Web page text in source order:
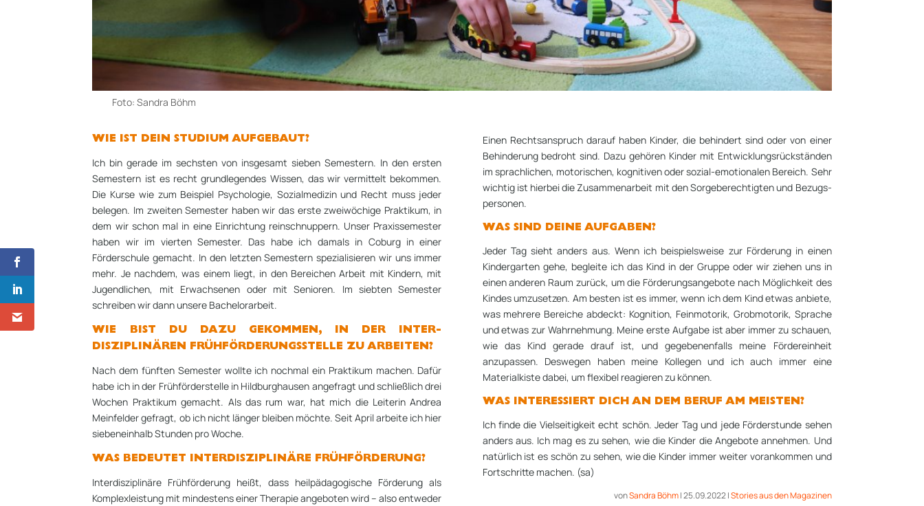
Foto: Sandra Böhm
WIE IST DEIN STUDIUM AUFGEBAUT?
Ich bin gerade im sechsten von insgesamt sieben Semestern. In den ersten
Semestern ist es recht grundlegendes Wissen, das wir vermittelt bekommen.
Die Kurse wie zum Beispiel Psychologie, Sozialmedizin und Recht muss jeder
belegen. Im zweiten Semester haben wir das erste zweiwöchige Praktikum, in
dem wir schon mal in eine Einrichtung reinschnuppern. Unser Praxissemester
haben wir im vierten Semester. Das habe ich damals in Coburg in einer
Förderschule gemacht. In den letzten Semestern spezialisieren wir uns immer
mehr. Je nachdem, was einem liegt, in den Bereichen Arbeit mit Kindern, mit
Jugendlichen, mit Erwachsenen oder mit Senioren. Im siebten Semester
schreiben wir dann unsere Bachelor­arbeit.
WIE BIST DU DAZU GEKOMMEN, IN DER INTER­
DISZIPLINÄREN FRÜHFÖR­DERUNGSSTELLE ZU ARBEITEN?
Nach dem fünften Semester wollte ich nochmal ein Praktikum machen. Dafür
habe ich in der Frühförderstelle in Hildburghausen angefragt und schließlich drei
Wochen Praktikum gemacht. Als das rum war, hat mich die Leiterin Andrea
Meinfelder gefragt, ob ich nicht länger bleiben möchte. Seit April arbeite ich hier
siebeneinhalb Stunden pro Woche.
WAS BEDEUTET INTERDISZIPLINÄRE FRÜH­FÖRDERUNG?
Interdisziplinäre Frühförderung heißt, dass heilpädagogische Förderung als
Komplex­leistung mit mindestens einer Therapie angeboten wird – also entweder
Einen Rechtsanspruch darauf haben Kinder, die behindert sind oder von einer
Behinderung bedroht sind. Dazu gehören Kinder mit Entwicklungs­rückständen
im sprachlichen, motorischen, kognitiven oder sozial-emotionalen Bereich. Sehr
wichtig ist hierbei die Zusammen­arbeit mit den Sorgeberechtigten und Bezugs­
personen.
WAS SIND DEINE AUFGABEN?
Jeder Tag sieht anders aus. Wenn ich beispielsweise zur Förderung in einen
Kinder­garten gehe, begleite ich das Kind in der Gruppe oder wir ziehen uns in
einen anderen Raum zurück, um die Förderungsangebote nach Möglichkeit des
Kindes umzusetzen. Am besten ist es immer, wenn ich dem Kind etwas anbiete,
was mehrere Bereiche abdeckt: Kognition, Feinmotorik, Grobmotorik, Sprache
und etwas zur Wahrnehmung. Meine erste Aufgabe ist aber immer zu schauen,
wie das Kind gerade drauf ist, und gegebenenfalls meine Fördereinheit
anzupassen. Deswegen haben meine Kollegen und ich auch immer eine
Materialkiste dabei, um flexibel reagieren zu können.
WAS INTERESSIERT DICH AN DEM BERUF AM MEISTEN?
Ich finde die Vielseitigkeit echt schön. Jeder Tag und jede Förderstunde sehen
anders aus. Ich mag es zu sehen, wie die Kinder die Angebote annehmen. Und
natürlich ist es schön zu sehen, wie die Kinder immer weiter vorankommen und
Fortschritte machen. (sa)
vonSandra Böhm|25.09.2022|Stories aus den Magazinen